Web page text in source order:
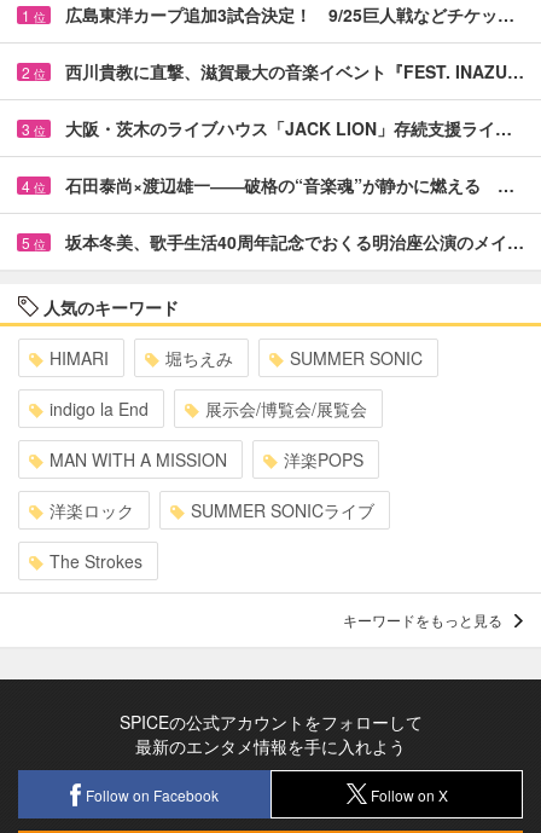
1 位 広島東洋カープ追加3試合決定！ 9/25巨人戦などチケッ…
2 位 西川貴教に直撃、滋賀最大の音楽イベント『FEST. INAZU…
3 位 大阪・茨木のライブハウス「JACK LION」存続支援ライ…
4 位 石田泰尚×渡辺雄一――破格の“音楽魂”が静かに燃える …
5 位 坂本冬美、歌手生活40周年記念でおくる明治座公演のメイ…
人気のキーワード
HIMARI 堀ちえみ SUMMER SONIC
indigo la End 展示会/博覧会/展覧会
MAN WITH A MISSION 洋楽POPS
洋楽ロック SUMMER SONICライブ
The Strokes
キーワードをもっと見る
SPICEの公式アカウントをフォローして
最新のエンタメ情報を手に入れよう
Follow on Facebook Follow on X